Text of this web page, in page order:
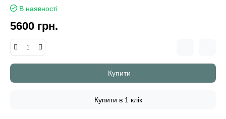
В наявності
5600 грн.
Купити
Купити в 1 клік